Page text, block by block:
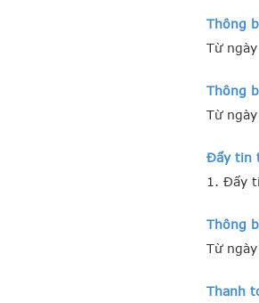
Thông
Từ
Thông
Từ
Đẩy tin
1. Đẩy
Thông
Từ
Thanh